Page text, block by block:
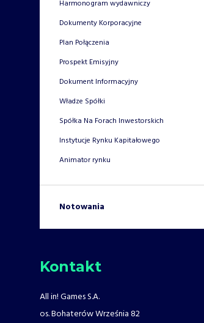
Harmonogram wydawniczy
Dokumenty Korporacyjne
Plan Połączenia
Prospekt Emisyjny
Dokument Informacyjny
Władze Spółki
Spółka Na Forach Inwestorskich
Instytucje Rynku Kapitałowego
Animator rynku
Notowania
Kontakt
All in! Games S.A.
os. Bohaterów Września 82